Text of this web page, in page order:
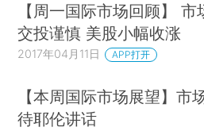
【周一国际市场回顾】 市
交投谨慎 美股小幅收涨
2017年04月11日 APP打开
【本周国际市场展望】市
待耶伦讲话